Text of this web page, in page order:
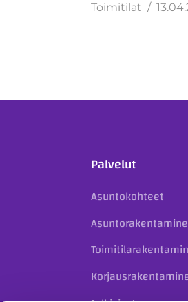
Toimitilat
Palvelut
Asuntokohteet